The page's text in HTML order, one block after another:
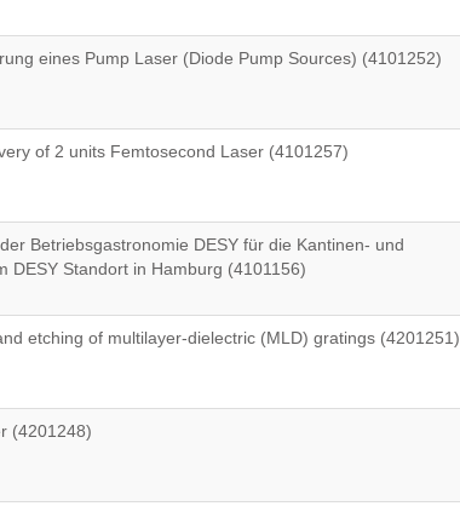
eines Pump Laser (Diode Pump Sources) (4101252)
of 2 units Femtosecond Laser (4101257)
Betriebsgastronomie DESY für die Kantinen- und
DESY Standort in Hamburg (4101156)
etching of multilayer-dielectric (MLD) gratings (4201251)
(4201248)